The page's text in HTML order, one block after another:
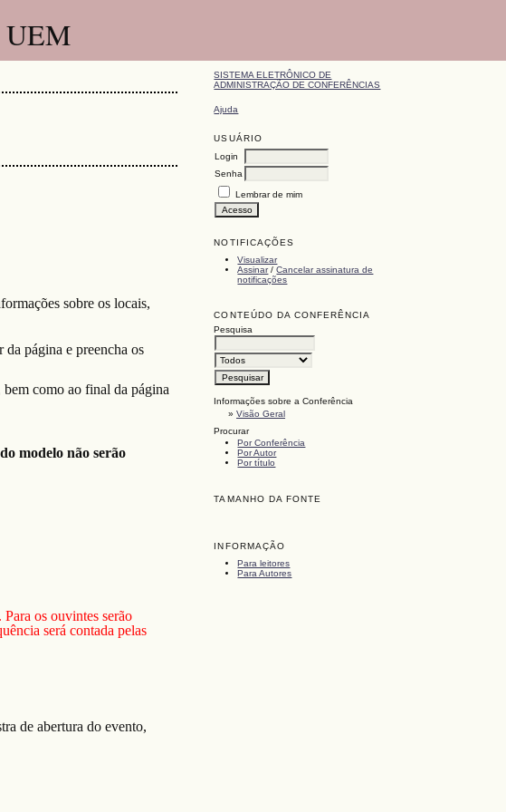
UEM
SISTEMA ELETRÔNICO DE
ADMINISTRAÇÃO DE CONFERÊNCIAS
Ajuda
USUÁRIO
Login
Senha
Lembrar de mim
NOTIFICAÇÕES
Visualizar
Assinar/Cancelar assinatura de
notificações
CONTEÚDO DA CONFERÊNCIA
Pesquisa
Informações sobre a Conferência
»Visão Geral
Procurar
Por Conferência
Por Autor
Por título
TAMANHO DA FONTE
INFORMAÇÃO
Para leitores
Para Autores
sobre os locais,
da página e preencha os
bem como ao final da página
modelo não serão
os ouvintes serão
será contada pelas
de abertura do evento,